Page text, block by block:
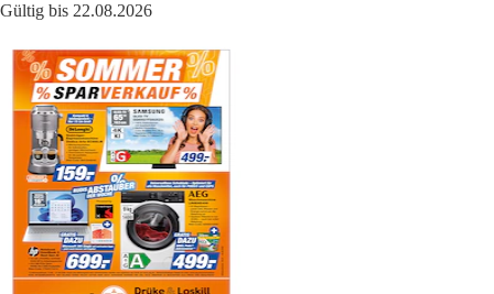
Gültig bis 22.08.2026